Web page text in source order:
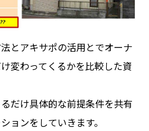
とアキサポの活用とでオーナ
変わってくるかを比較した資
だけ具体的な前提条件を共有
ョンをしていきます。